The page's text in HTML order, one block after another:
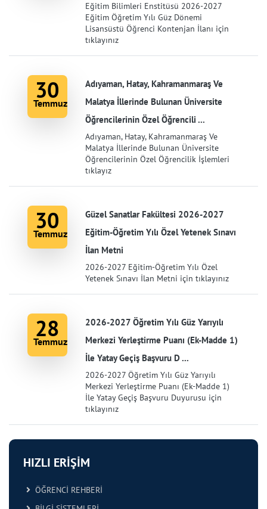
HIZLI ERİŞİM
ÖĞRENCİ REHBERİ
Eğitim Bilimleri Enstitüsü 2026-2027
Eğitim Öğretim Yılı Güz Dönemi
Lisansüstü Öğrenci Kontenjan İlanı için
tıklayınız
30
Temmuz
Adıyaman, Hatay, Kahramanmaraş Ve
Malatya İllerinde Bulunan Üniversite
Öğrencilerinin Özel Öğrencili ...
Adıyaman, Hatay, Kahramanmaraş Ve
Malatya İllerinde Bulunan Üniversite
Öğrencilerinin Özel Öğrencilik İşlemleri
tıklayız
30
Temmuz
Güzel Sanatlar Fakültesi 2026-2027
Eğitim-Öğretim Yılı Özel Yetenek Sınavı
İlan Metni
2026-2027 Eğitim-Öğretim Yılı Özel
Yetenek Sınavı İlan Metni için tıklayınız
28
Temmuz
2026-2027 Öğretim Yılı Güz Yarıyılı
Merkezi Yerleştirme Puanı (Ek-Madde 1)
İle Yatay Geçiş Başvuru D ...
2026-2027 Öğretim Yılı Güz Yarıyılı
Merkezi Yerleştirme Puanı (Ek-Madde 1)
İle Yatay Geçiş Başvuru Duyurusu için
tıklayınız